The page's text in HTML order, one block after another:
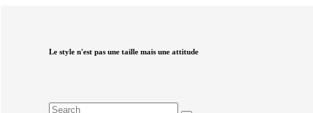
Le style n'est pas une taille mais une attitude